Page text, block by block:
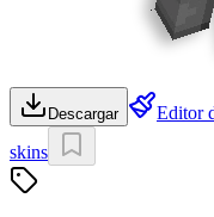
Descargar Editor
skins